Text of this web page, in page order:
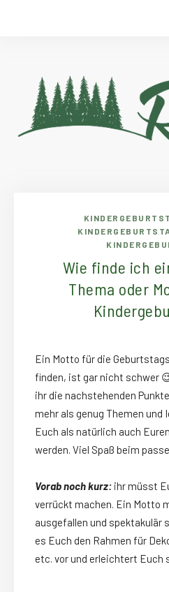
Wie finde ich
Thema oder
Ein Motto für die
finden, ist gar nicht schwer
ihr die nachstehenden
mehr als genug Themen und
Euch als natürlich auch
werden. Viel Spaß beim
Vorab noch kurz: ihr müsst
verrückt machen. Ein Motto
ausgefallen und spektakulär
es Euch den Rahmen für
etc. vor und erleichtert Euch